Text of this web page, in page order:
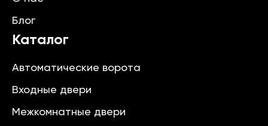
Блог
Каталог
Автоматические ворота
Входные двери
Межкомнатные двери